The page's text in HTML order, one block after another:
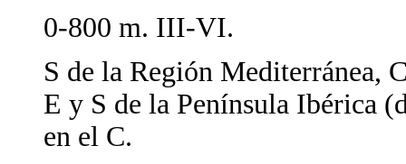
0-800 m. III-VI.
S de la Región Mediterránea,
E y S de la Península Ibérica
en el C.